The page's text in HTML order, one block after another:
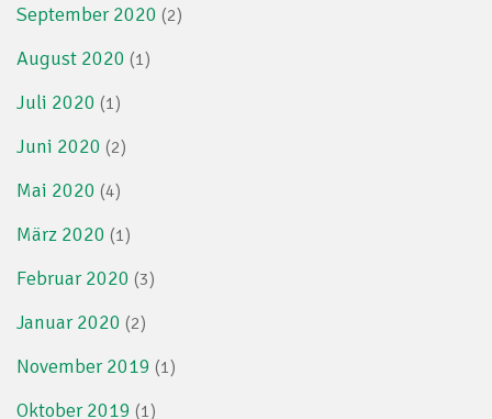
September 2020 (2)
August 2020 (1)
Juli 2020 (1)
Juni 2020 (2)
Mai 2020 (4)
März 2020 (1)
Februar 2020 (3)
Januar 2020 (2)
November 2019 (1)
Oktober 2019 (1)